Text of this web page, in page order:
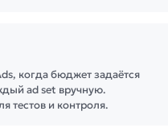
когда бюджет задаётся
ad set вручную.
тестов и контроля.